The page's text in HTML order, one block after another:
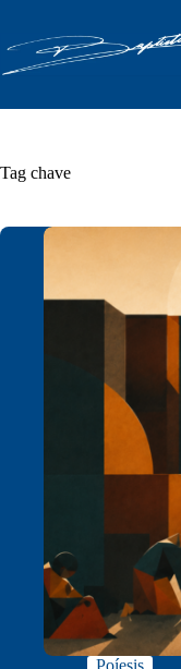
o
conteúdo
Tag chave